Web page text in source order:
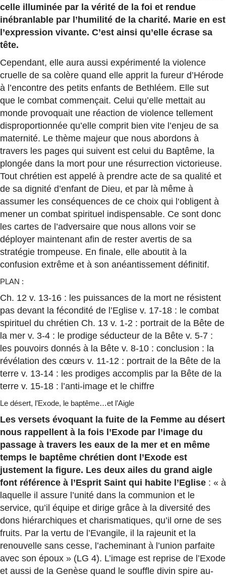
celle illuminée par la vérité de la foi et rendue
inébranlable par l’humilité de la charité. Marie en est
l’expression vivante. C’est ainsi qu’elle écrase sa
tête.
Cependant, elle aura aussi expérimenté la violence
cruelle de sa colère quand elle apprit la fureur d’Hérode
à l’encontre des petits enfants de Bethléem. Elle sut
que le combat commençait. Celui qu’elle mettait au
monde provoquait une réaction de violence tellement
disproportionnée qu’elle comprit bien vite l’enjeu de sa
maternité. Le thème majeur que nous abordons à
travers les pages qui suivent est celui du Baptême, la
plongée dans la mort pour une résurrection victorieuse.
Tout chrétien est appelé à prendre acte de sa qualité et
de sa dignité d’enfant de Dieu, et par là même à
assumer les conséquences de ce choix qui l‘obligent à
mener un combat spirituel indispensable. Ce sont donc
les cartes de l’adversaire que nous allons voir se
déployer maintenant afin de rester avertis de sa
stratégie trompeuse. En finale, elle aboutit à la
confusion extrême et à son anéantissement définitif.
PLAN :
Ch. 12 v. 13-16 : les puissances de la mort ne résistent
pas devant la fécondité de l’Eglise v. 17-18 : le combat
spirituel du chrétien Ch. 13 v. 1-2 : portrait de la Bête de
la mer v. 3-4 : le prodige séducteur de la Bête v. 5-7 :
les pouvoirs donnés à la Bête v. 8-10 : conclusion : la
révélation des cœurs v. 11-12 : portrait de la Bête de la
terre v. 13-14 : les prodiges accomplis par la Bête de la
terre v. 15-18 : l’anti-image et le chiffre
Le désert, l’Exode, le baptême…et l’Aigle
Les versets évoquant la fuite de la Femme au désert
nous rappellent à la fois l’Exode par l’image du
passage à travers les eaux de la mer et en même
temps le baptême chrétien dont l’Exode est
justement la figure. Les deux ailes du grand aigle
font référence à l’Esprit Saint qui habite l’Eglise : « à
laquelle il assure l’unité dans la communion et le
service, qu’il équipe et dirige grâce à la diversité des
dons hiérarchiques et charismatiques, qu’il orne de ses
fruits. Par la vertu de l’Evangile, il la rajeunit et la
renouvelle sans cesse, l’acheminant à l’union parfaite
avec son époux » (LG 4). L’image est reprise de l’Exode
et aussi de la Genèse quand le souffle divin spire au-